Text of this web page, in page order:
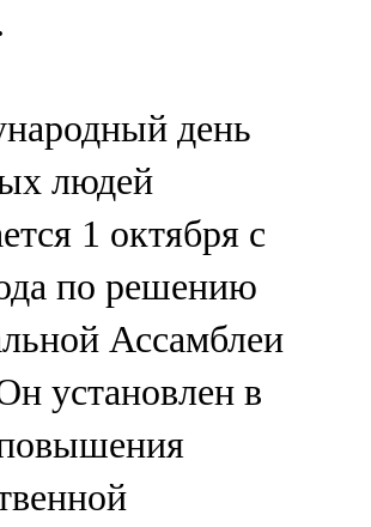
день
людей
1 октября с
по решению
Ассамблеи
установлен в